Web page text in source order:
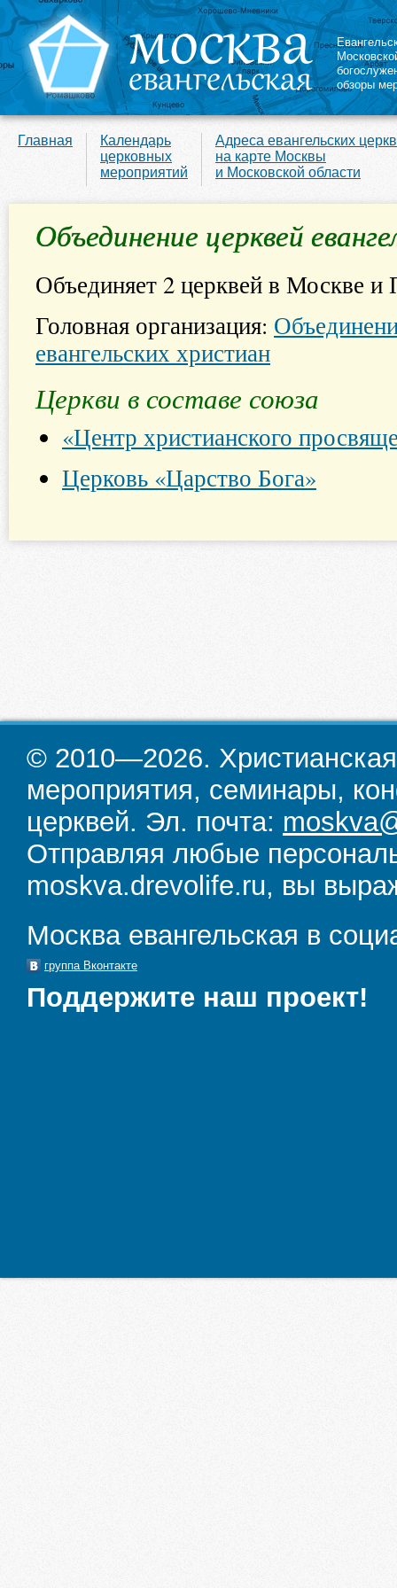
обзоры
Главная
Календарь
церковных
мероприятий
Адреса евангельских
на карте Москвы
и Московской области
Объединение церквей
Объединяет 2 церквей в Москве и
Головная организация:
евангельских христиан
Церкви в составе союза
«Центр христианского
Церковь «Царство Бога»
© 2010—2026.
мероприятия, семинары,
церквей. Эл. почта:
Отправляя любые
moskva.drevolife.ru, вы
Москва евангельская в
группа Вконтакте
Поддержите наш проект!